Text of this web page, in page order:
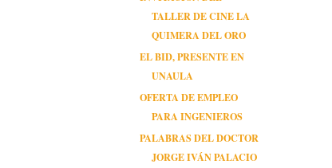
TALLER DE CINE LA
QUIMERA DEL ORO
EL BID, PRESENTE EN
UNAULA
OFERTA DE EMPLEO
PARA INGENIEROS
PALABRAS DEL DOCTOR
JORGE IVÁN PALACIO